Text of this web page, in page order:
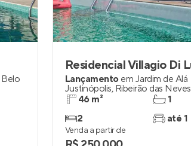
Belo
Lançamento em Jardim de Alá
Justinópolis, Ribeirão das Neves
46 m²
2
1
até 1
Venda a partir de